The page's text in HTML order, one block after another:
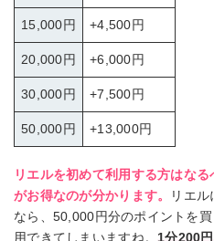
15,000円 +4,500円
20,000円 +6,000円
30,000円 +7,500円
50,000円 +13,000円
リエルを初めて利用する方はな
がお得なのが分かります。
リエ
なら、50,000円分のポイントを
用できてしまいますね。 1分200